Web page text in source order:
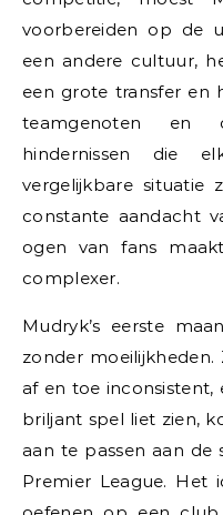
voorbereiden op de
een andere cultuur,
een grote transfer en
teamgenoten en
hindernissen die
vergelijkbare situatie
constante aandacht
ogen van fans
complexer.
Mudryk’s eerste
zonder
af en toe
briljant spel liet zien,
aan te passen aan de
Premier League.